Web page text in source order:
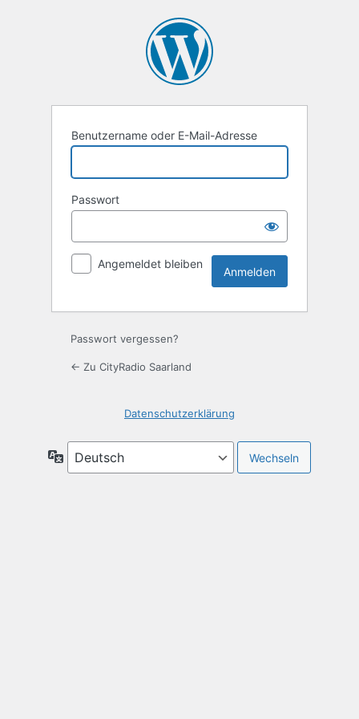
Benutzername oder E-Mail-Adresse
Passwort
Angemeldet bleiben
Passwort vergessen?
← Zu CityRadio Saarland
Datenschutzerklärung
Sprache